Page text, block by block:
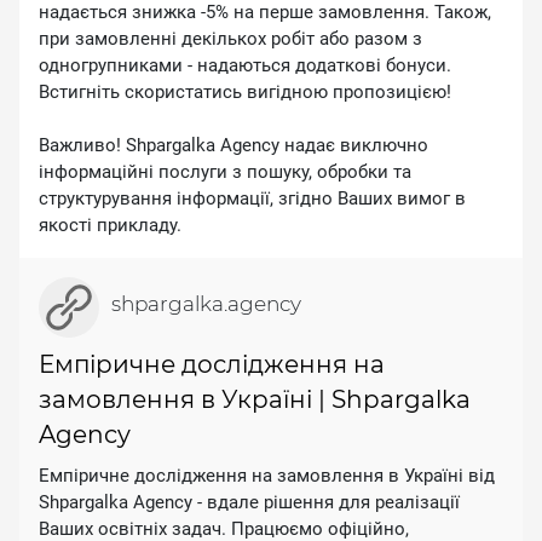
надається знижка -5% на перше замовлення. Також,
при замовленні декількох робіт або разом з
одногрупниками - надаються додаткові бонуси.
Встигніть скористатись вигідною пропозицією!
Важливо! Shpargalka Agency надає виключно
інформаційні послуги з пошуку, обробки та
структурування інформації, згідно Ваших вимог в
якості прикладу.
shpargalka.agency
Емпіричне дослідження на
замовлення в Україні | Shpargalka
Agency
Емпіричне дослідження на замовлення в Україні від
Shpargalka Agency - вдале рішення для реалізації
Ваших освітніх задач. Працюємо офіційно,